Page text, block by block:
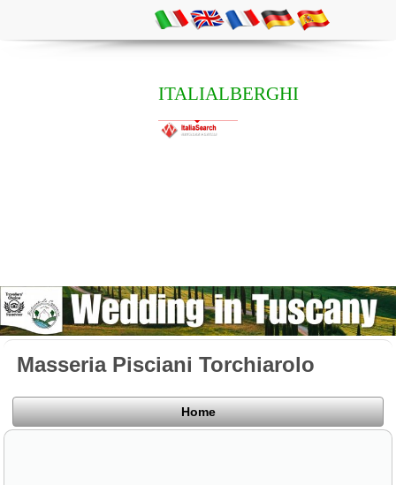
ITALIALBERGHI
Masseria Pisciani Torchiarolo
Home